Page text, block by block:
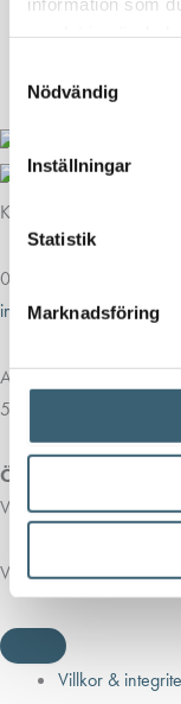
Nödvändig
Inställningar
Statistik
Marknadsföring
Kontakt
013-39 30 90
info@alvestadtanken.se
Algolgatan 7
583 30 Linköping
Öppettider butik:
Vardagar 07.00 - 16.00
Viktiga länkar
Villkor &